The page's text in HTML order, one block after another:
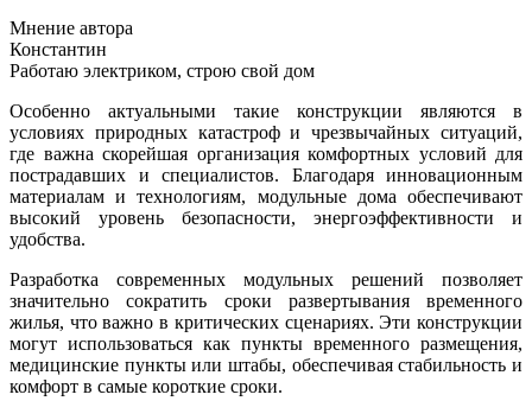
Мнение автора
Константин
Работаю электриком, строю свой дом
Особенно актуальными такие конструкции являются в
условиях природных катастроф и чрезвычайных ситуаций,
где важна скорейшая организация комфортных условий для
пострадавших и специалистов. Благодаря инновационным
материалам и технологиям, модульные дома обеспечивают
высокий уровень безопасности, энергоэффективности и
удобства.
Разработка современных модульных решений позволяет
значительно сократить сроки развертывания временного
жилья, что важно в критических сценариях. Эти конструкции
могут использоваться как пункты временного размещения,
медицинские пункты или штабы, обеспечивая стабильность и
комфорт в самые короткие сроки.